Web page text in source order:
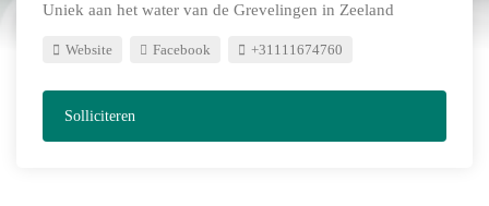
Uniek aan het water van de Grevelingen in Zeeland
Website Facebook +31111674760
Solliciteren